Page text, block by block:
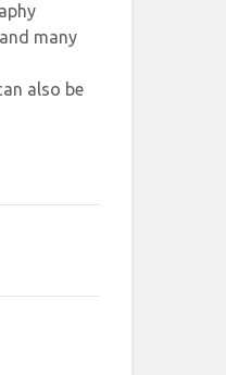
many
also be